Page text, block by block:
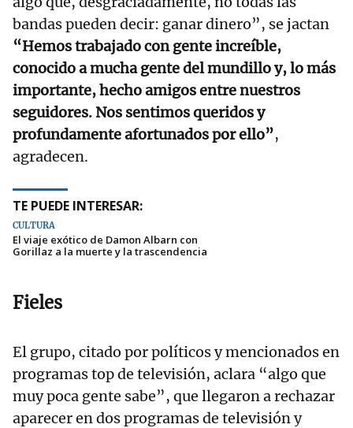
bandas pueden decir: ganar dinero”, se jactan
“Hemos trabajado con gente increíble,
conocido a mucha gente del mundillo y, lo más
importante, hecho amigos entre nuestros
seguidores. Nos sentimos queridos y
profundamente afortunados por ello”,
agradecen.
TE PUEDE INTERESAR:
CULTURA
El viaje exótico de Damon Albarn con
Gorillaz a la muerte y la trascendencia
Fieles
El grupo, citado por políticos y mencionados en
programas top de televisión, aclara “algo que
muy poca gente sabe”, que llegaron a rechazar
aparecer en dos programas de televisión y